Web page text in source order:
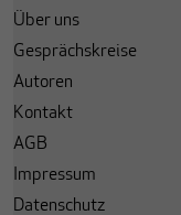
Über uns
Gesprächskreise
Autoren
Kontakt
AGB
Impressum
Datenschutz